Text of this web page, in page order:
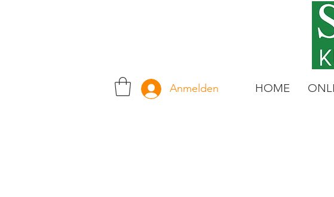
HOME
Anmelden